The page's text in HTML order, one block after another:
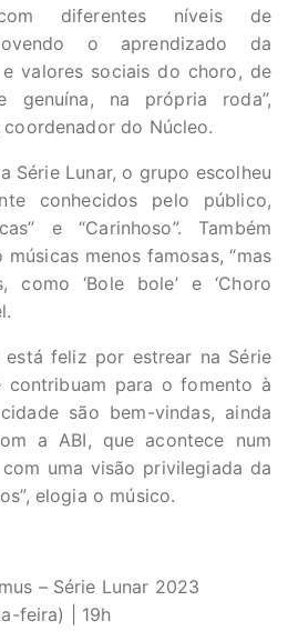
diferentes níveis de
o aprendizado da
valores sociais do choro, de
genuína, na própria roda”,
do Núcleo.
Série Lunar, o grupo escolheu
conhecidos pelo público,
e “Carinhoso”. Também
menos famosas, “mas
como ‘Bole bole’ e ‘Choro
feliz por estrear na Série
contribuam para o fomento à
são bem-vindas, ainda
a ABI, que acontece num
uma visão privilegiada da
elogia o músico.
– Série Lunar 2023
feira) | 19h